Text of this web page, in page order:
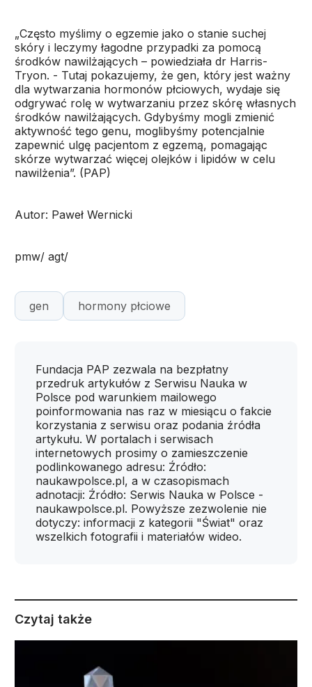
„Często myślimy o egzemie jako o stanie suchej
skóry i leczymy łagodne przypadki za pomocą
środków nawilżających – powiedziała dr Harris-
Tryon. - Tutaj pokazujemy, że gen, który jest ważny
dla wytwarzania hormonów płciowych, wydaje się
odgrywać rolę w wytwarzaniu przez skórę własnych
środków nawilżających. Gdybyśmy mogli zmienić
aktywność tego genu, moglibyśmy potencjalnie
zapewnić ulgę pacjentom z egzemą, pomagając
skórze wytwarzać więcej olejków i lipidów w celu
nawilżenia”. (PAP)
Autor: Paweł Wernicki
pmw/ agt/
gen hormony płciowe
Fundacja PAP zezwala na bezpłatny
przedruk artykułów z Serwisu Nauka w
Polsce pod warunkiem mailowego
poinformowania nas raz w miesiącu o fakcie
korzystania z serwisu oraz podania źródła
artykułu. W portalach i serwisach
internetowych prosimy o zamieszczenie
podlinkowanego adresu: Źródło:
naukawpolsce.pl, a w czasopismach
adnotacji: Źródło: Serwis Nauka w Polsce -
naukawpolsce.pl. Powyższe zezwolenie nie
dotyczy: informacji z kategorii "Świat" oraz
wszelkich fotografii i materiałów wideo.
Czytaj także